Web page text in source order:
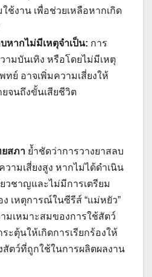
งาน เพื่อช่วยเหลือหากเกิด
หากไม่มีเหตุจำเป็น: การ
ามบันเทิง หรือโดยไม่มีเหตุ
ทย์ อาจเพิ่มความเสี่ยงให้
จนถึงขั้นเสียชีวิต
สภา ย้ำชัดว่าการวางยาสลบ
ามเสี่ยงสูง หากไม่ได้ดำเนิน
วชาญและไม่มีการเตรียม
เหตุการณ์ในซีรีส์ “แม่หยัว”
มเหมาะสมของการใช้สัตว์
ะตุ้นให้เกิดการเรียกร้องให้
ตว์ที่ถูกใช้ในการผลิตผลงาน